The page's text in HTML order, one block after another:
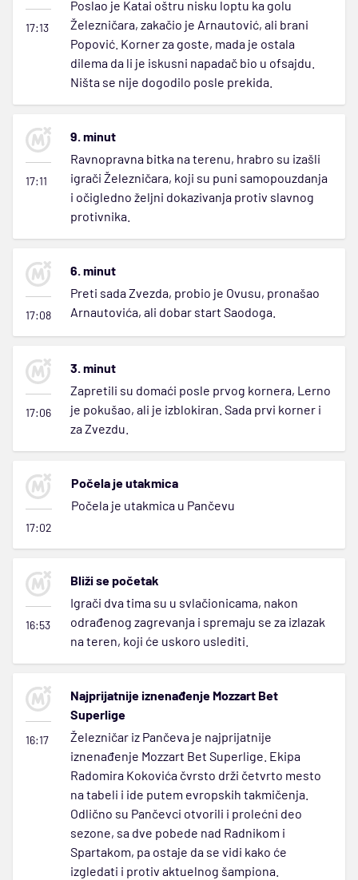
17:13
Poslao je Katai oštru nisku loptu ka golu
Železničara, zakačio je Arnautović, ali brani
Popović. Korner za goste, mada je ostala
dilema da li je iskusni napadač bio u ofsajdu.
Ništa se nije dogodilo posle prekida.
17:11
9. minut
Ravnopravna bitka na terenu, hrabro su izašli
igrači Železničara, koji su puni samopouzdanja
i očigledno željni dokazivanja protiv slavnog
protivnika.
17:08
6. minut
Preti sada Zvezda, probio je Ovusu, pronašao
Arnautovića, ali dobar start Saodoga.
17:06
3. minut
Zapretili su domaći posle prvog kornera, Lerno
je pokušao, ali je izblokiran. Sada prvi korner i
za Zvezdu.
17:02
Počela je utakmica
Počela je utakmica u Pančevu
16:53
Bliži se početak
Igrači dva tima su u svlačionicama, nakon
odrađenog zagrevanja i spremaju se za izlazak
na teren, koji će uskoro uslediti.
16:17
Najprijatnije iznenađenje Mozzart Bet
Superlige
Železničar iz Pančeva je najprijatnije
iznenađenje Mozzart Bet Superlige. Ekipa
Radomira Kokovića čvrsto drži četvrto mesto
na tabeli i ide putem evropskih takmičenja.
Odlično su Pančevci otvorili i prolećni deo
sezone, sa dve pobede nad Radnikom i
Spartakom, pa ostaje da se vidi kako će
izgledati i protiv aktuelnog šampiona.